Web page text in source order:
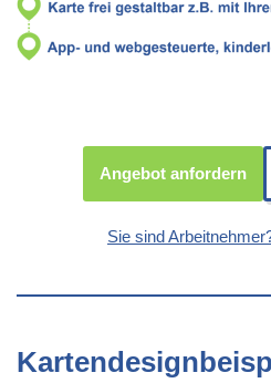
Angebot anfordern
Sie sind